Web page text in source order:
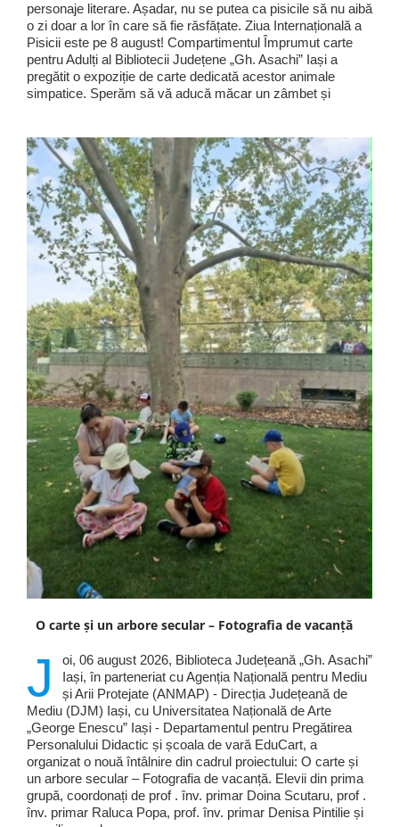
personaje literare. Așadar, nu se putea ca pisicile să nu aibă
o zi doar a lor în care să fie răsfățate. Ziua Internațională a
Pisicii este pe 8 august! Compartimentul Împrumut carte
pentru Adulți al Bibliotecii Județene „Gh. Asachi” Iași a
pregătit o expoziție de carte dedicată acestor animale
simpatice. Sperăm să vă aducă măcar un zâmbet și
O carte și un arbore secular – Fotografia de vacanță
J
oi, 06 august 2026, Biblioteca Județeană „Gh. Asachi”
Iași, în parteneriat cu Agenția Națională pentru Mediu
și Arii Protejate (ANMAP) - Direcția Județeană de
Mediu (DJM) Iași, cu Universitatea Națională de Arte
„George Enescu” Iași - Departamentul pentru Pregătirea
Personalului Didactic și școala de vară EduCart, a
organizat o nouă întâlnire din cadrul proiectului: O carte și
un arbore secular – Fotografia de vacanță. Elevii din prima
grupă, coordonați de prof . înv. primar Doina Scutaru, prof .
înv. primar Raluca Popa, prof. înv. primar Denisa Pintilie și